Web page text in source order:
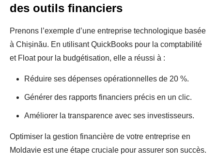
des outils financiers
Prenons l’exemple d’une entreprise technologique basée
à Chișinău. En utilisant QuickBooks pour la comptabilité
et Float pour la budgétisation, elle a réussi à :
Réduire ses dépenses opérationnelles de 20 %.
Générer des rapports financiers précis en un clic.
Améliorer la transparence avec ses investisseurs.
Optimiser la gestion financière de votre entreprise en
Moldavie est une étape cruciale pour assurer son succès.